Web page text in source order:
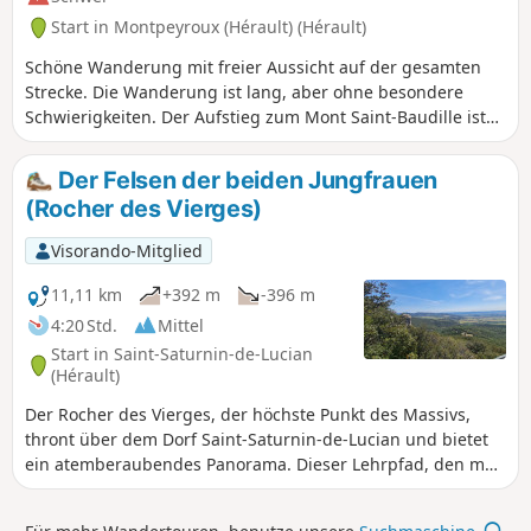
Start in Montpeyroux (Hérault) (Hérault)
Schöne Wanderung mit freier Aussicht auf der gesamten
Strecke. Die Wanderung ist lang, aber ohne besondere
Schwierigkeiten. Der Aufstieg zum Mont Saint-Baudille ist
sehr sanft und die Aussicht ist die Mühe wert.
Der Felsen der beiden Jungfrauen
(Rocher des Vierges)
Visorando-Mitglied
11,11 km
+392 m
-396 m
4:20 Std.
Mittel
Start in Saint-Saturnin-de-Lucian
(Hérault)
Der Rocher des Vierges, der höchste Punkt des Massivs,
thront über dem Dorf Saint-Saturnin-de-Lucian und bietet
ein atemberaubendes Panorama. Dieser Lehrpfad, den man
mit der Familie oder mit Freunden erkunden kann,